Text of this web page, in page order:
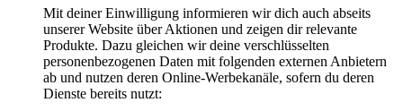
Mit deiner Einwilligung informieren wir dich auch abseits
unserer Website über Aktionen und zeigen dir relevante
Produkte. Dazu gleichen wir deine verschlüsselten
personenbezogenen Daten mit folgenden externen Anbietern
ab und nutzen deren Online-Werbekanäle, sofern du deren
Dienste bereits nutzt: